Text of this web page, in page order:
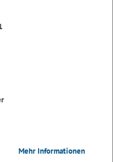
Mehr Informationen